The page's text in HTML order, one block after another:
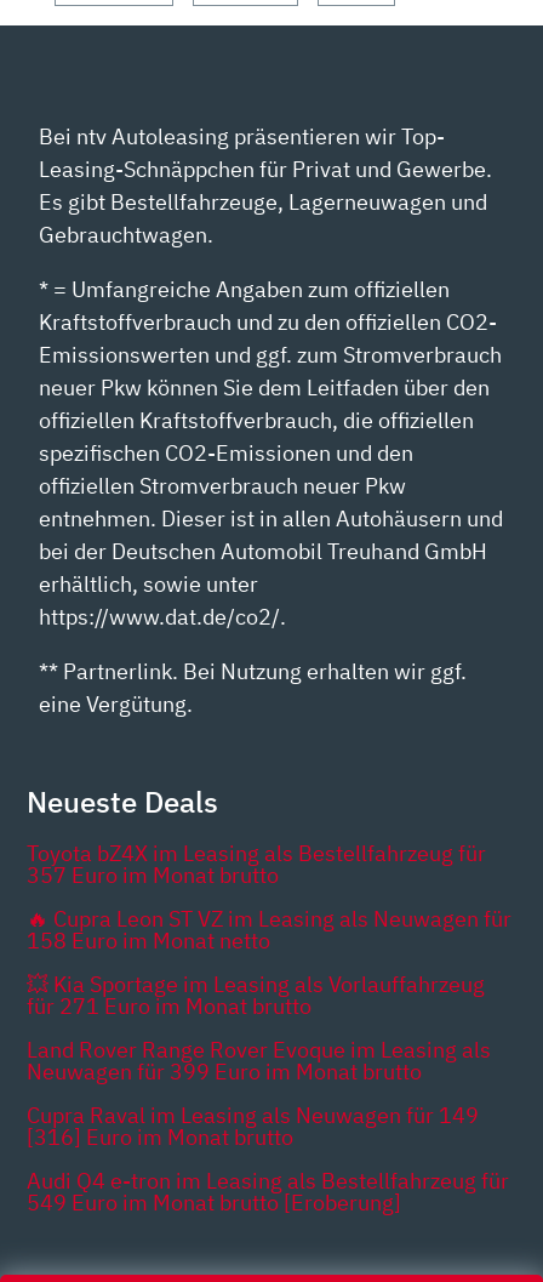
ANZEIGEN
Bei ntv Autoleasing präsentieren wir Top-
Leasing-Schnäppchen für Privat und Gewerbe.
Es gibt Bestellfahrzeuge, Lagerneuwagen und
Gebrauchtwagen.
* = Umfangreiche Angaben zum offiziellen
Kraftstoffverbrauch und zu den offiziellen CO2-
Emissionswerten und ggf. zum Stromverbrauch
neuer Pkw können Sie dem Leitfaden über den
offiziellen Kraftstoffverbrauch, die offiziellen
spezifischen CO2-Emissionen und den
offiziellen Stromverbrauch neuer Pkw
entnehmen. Dieser ist in allen Autohäusern und
bei der Deutschen Automobil Treuhand GmbH
erhältlich, sowie unter
https://www.dat.de/co2/.
** Partnerlink. Bei Nutzung erhalten wir ggf.
eine Vergütung.
Neueste Deals
Toyota bZ4X im Leasing als Bestellfahrzeug für
357 Euro im Monat brutto
🔥 Cupra Leon ST VZ im Leasing als Neuwagen für
158 Euro im Monat netto
💥 Kia Sportage im Leasing als Vorlauffahrzeug
für 271 Euro im Monat brutto
Land Rover Range Rover Evoque im Leasing als
Neuwagen für 399 Euro im Monat brutto
Cupra Raval im Leasing als Neuwagen für 149
[316] Euro im Monat brutto
Audi Q4 e-tron im Leasing als Bestellfahrzeug für
549 Euro im Monat brutto [Eroberung]